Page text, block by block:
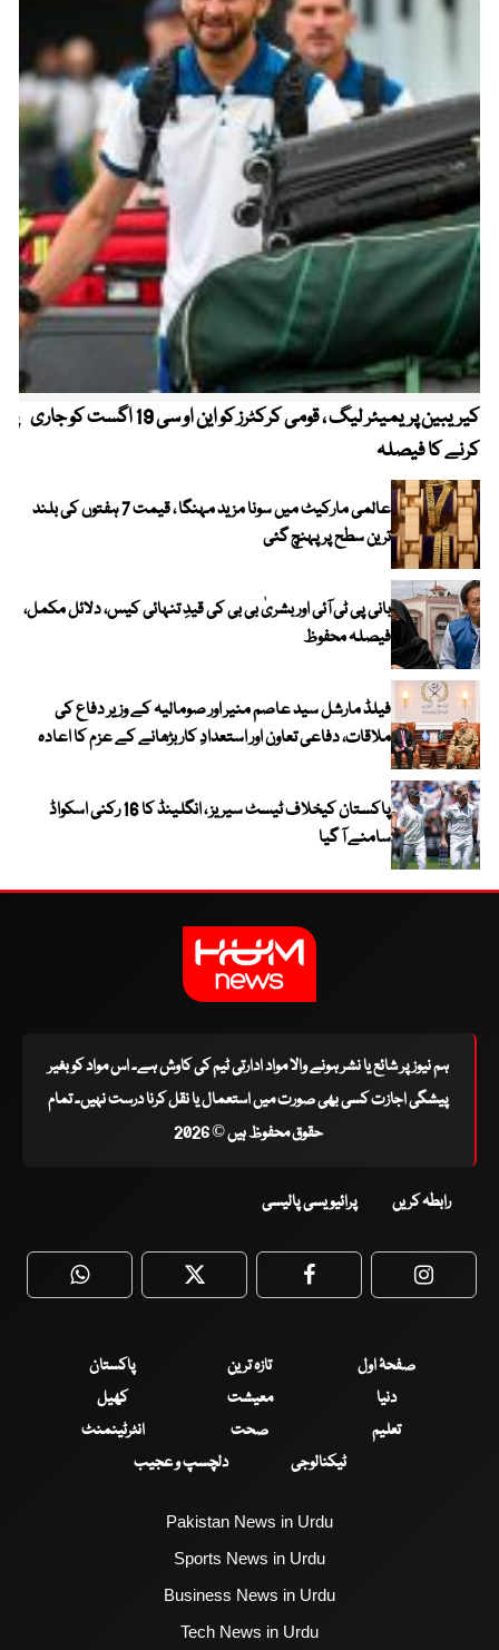
کیریبین پریمیئر لیگ ، قومی کرکٹرز کو این او سی 19 اگست کو جاری
کرنے کا فیصلہ
عالمی مارکیٹ میں سونا مزید مہنگا ، قیمت 7 ہفتوں کی بلند
ترین سطح پر پہنچ گئی
بانی پی ٹی آئی اور بشریٰ بی بی کی قیدِ تنہائی کیس، دلائل مکمل،
فیصلہ محفوظ
فیلڈ مارشل سید عاصم منیر اور صومالیہ کے وزیر دفاع کی
ملاقات، دفاعی تعاون اور استعدادِ کار بڑھانے کے عزم کا اعادہ
پاکستان کیخلاف ٹیسٹ سیریز ، انگلینڈ کا 16 رکنی اسکواڈ
سامنے آ گیا
ہم نیوز پر شائع یا نشر ہونے والا مواد ادارتی ٹیم کی کاوش ہے۔ اس مواد کو بغیر
پیشگی اجازت کسی بھی صورت میں استعمال یا نقل کرنا درست نہیں۔ تمام
حقوق محفوظ ہیں © 2026
رابطہ کریں پرائیویسی پالیسی
WhatsApp Twitter Facebook
صفحۂ اول تازہ ترین
پاکستان
دنیا
معیشت
کھیل
تعلیم
صحت
انٹرٹینمنٹ
ٹیکنالوجی
دلچسپ و عجیب
Pakistan News in Urdu
Sports News in Urdu
Business News in Urdu
Tech News in Urdu